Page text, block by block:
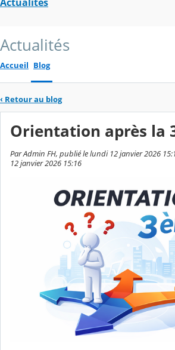
Actualités
Accueil Blog
‹ Retour au blog
Orientation après la
Par Admin FH, publié le lundi 12 janvier 2026
12 janvier 2026 15:16